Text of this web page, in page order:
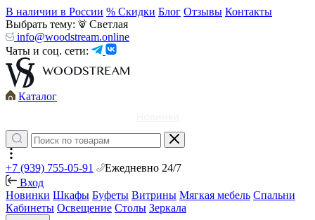
В наличии в России % Скидки Блог Отзывы Контакты
Выбрать тему:
Светлая
info@woodstream.online
Чаты и соц. сети:
Каталог
+7 (939) 755-05-91
Ежедневно 24/7
Вход
Новинки Шкафы Буфеты Витрины Мягкая мебель Спальни
Кабинеты Освещение Столы Зеркала